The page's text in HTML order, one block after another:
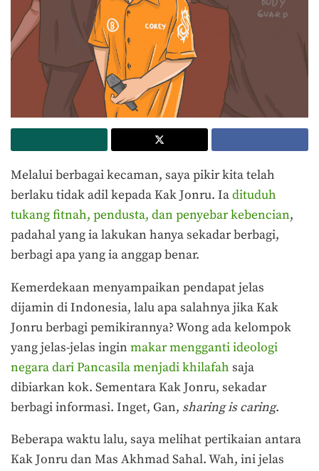
Melalui berbagai kecaman, saya pikir kita telah
berlaku tidak adil kepada Kak Jonru. Iadituduh
tukang fitnah, pendusta, dan penyebar kebencian,
padahal yang ia lakukan hanya sekadar berbagi,
berbagi apa yang ia anggap benar.
Kemerdekaan menyampaikan pendapat jelas
dijamin di Indonesia, lalu apa salahnya jika Kak
Jonru berbagi pemikirannya? Wong ada kelompok
yang jelas-jelas ingin makar mengganti ideologi
negara dari Pancasila menjadi khilafah saja
dibiarkan kok. Sementara Kak Jonru, sekadar
berbagi informasi. Inget, Gan, sharing is caring.
Beberapa waktu lalu, saya melihat pertikaian antara
Kak Jonru dan Mas Akhmad Sahal. Wah, ini jelas